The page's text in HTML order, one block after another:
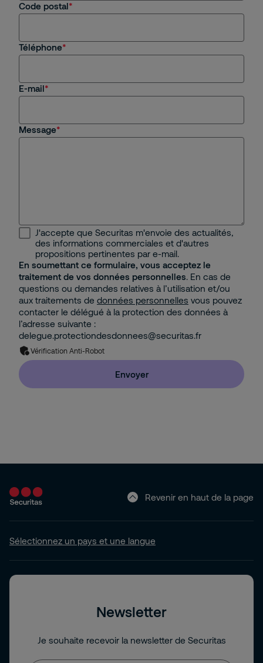
Code postal
Téléphone
E-mail
Message
J'accepte que Securitas m'envoie des actualités,
des informations commerciales et d'autres
propositions pertinentes par e-mail.
En soumettant ce formulaire, vous acceptez le
traitement de vos données personnelles. En cas de
questions ou demandes relatives à l’utilisation et/ou
aux traitements de données personnelles vous pouvez
contacter le délégué à la protection des données à
l’adresse suivante :
delegue.protectiondesdonnees@securitas.fr
Vérification Anti-Robot
Envoyer
Revenir en haut de la page
Sélectionnez un pays et une langue
Newsletter
Je souhaite recevoir la newsletter de Securitas